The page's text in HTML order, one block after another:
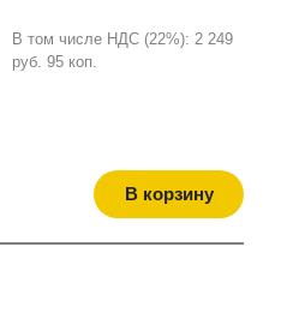
В том числе НДС (22%): 2 249
руб. 95 коп.
В корзину